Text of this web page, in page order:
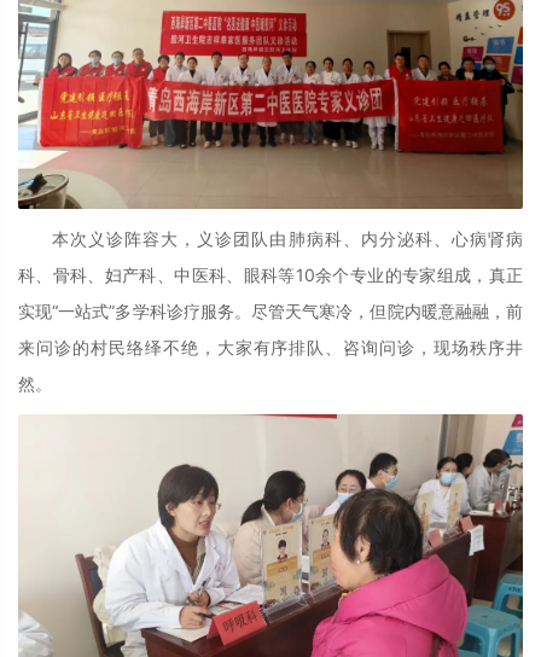
本次义诊阵容大，义诊团队由肺病科、内分泌科、心病肾病
科、骨科、妇产科、中医科、眼科等10余个专业的专家组成，真正
实现“一站式”多学科诊疗服务。尽管天气寒冷，但院内暖意融融，前
来问诊的村民络绎不绝，大家有序排队、咨询问诊，现场秩序井
然。